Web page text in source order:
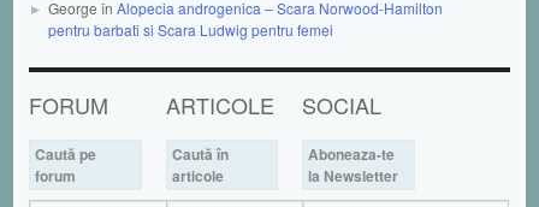
George în Alopecia androgenica – Scara Norwood-Hamilton
pentru barbati si Scara Ludwig pentru femei
FORUM
Caută pe
forum
ARTICOLE
Caută în
articole
SOCIAL
Aboneaza-te
la Newsletter